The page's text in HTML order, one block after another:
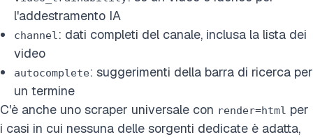
l'addestramento IA
channel : dati completi del canale, inclusa la lista dei
video
autocomplete: suggerimenti della barra di ricerca per
un termine
C'è anche uno scraper universale con render=html per
i casi in cui nessuna delle sorgenti dedicate è adatta,